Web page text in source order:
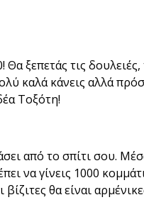
ξεπετάς τις
καλά κάνεις αλλά
Τοξότη!
από το σπίτι σου.
να γίνεις 1000
βίζιτες θα είναι